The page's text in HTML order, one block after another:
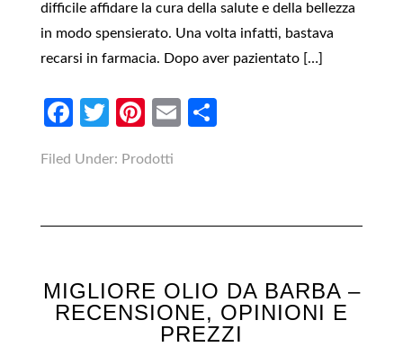
difficile affidare la cura della salute e della bellezza
in modo spensierato. Una volta infatti, bastava
recarsi in farmacia. Dopo aver pazientato […]
Facebook
Twitter
Pinterest
Email
Filed Under: Prodotti
MIGLIORE OLIO DA BARBA –
RECENSIONE, OPINIONI E
PREZZI